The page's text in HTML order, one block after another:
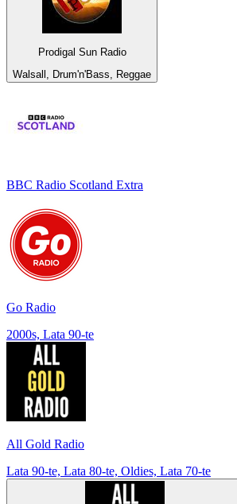
Prodigal Sun Radio
Walsall, Drum'n'Bass, Reggae
BBC Radio Scotland Extra
Go Radio
2000s, Lata 90-te
All Gold Radio
Lata 90-te, Lata 80-te, Oldies, Lata 70-te